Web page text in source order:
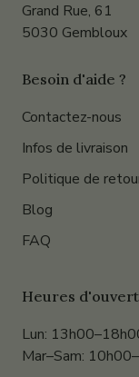
Grand Rue, 61
5030 Gembloux
Besoin d'aide ?
Contactez-nous
Infos de livraison
Politique de
Blog
FAQ
Heures
Lun:
Mar–Sam: